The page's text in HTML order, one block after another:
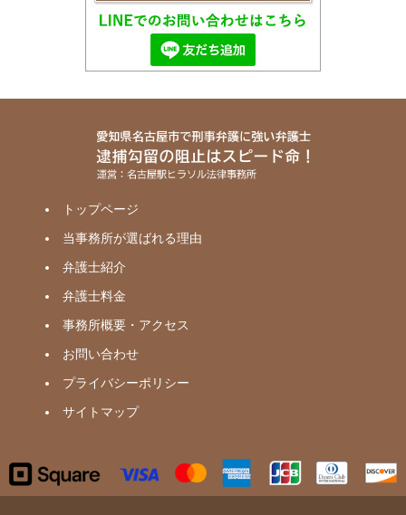
トップページ
当事務所が選ばれる理由
弁護士紹介
弁護士料金
事務所概要・アクセス
お問い合わせ
プライバシーポリシー
サイトマップ